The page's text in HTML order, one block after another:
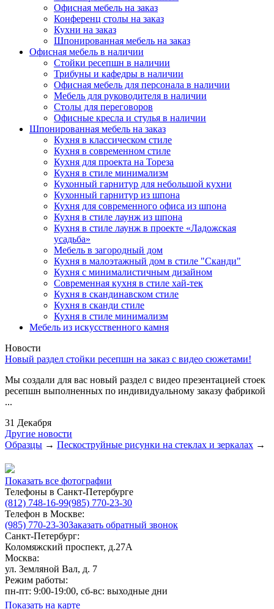
Офисная мебель на заказ
Конференц столы на заказ
Кухни на заказ
Шпонированная мебель на заказ
Офисная мебель в наличии
Стойки ресепшн в наличии
Трибуны и кафедры в наличии
Офисная мебель для персонала в наличии
Мебель для руководителя в наличии
Столы для переговоров
Офисные кресла и стулья в наличии
Шпонированная мебель на заказ
Кухня в классическом стиле
Кухня в современном стиле
Кухня для проекта на Тореза
Кухня в стиле минимализм
Кухонный гарнитур для небольшой кухни
Кухонный гарнитур из шпона
Кухня для современного офиса из шпона
Кухня в стиле лаунж из шпона
Кухня в стиле лаунж в проекте «Ладожская
усадьба»
Мебель в загородный дом
Кухня в малоэтажный дом в стиле "Сканди"
Кухня с минималистичным дизайном
Современная кухня в стиле хай-тек
Кухня в скандинавском стиле
Кухня в сканди стиле
Кухня в стиле минимализм
Мебель из искусственного камня
Новости
Новый раздел стойки ресепшн на заказ с видео сюжетами!
Мы создали для вас новый раздел с видео презентацией стоек
ресепшн выполненных по индивидуальному заказу фабрикой
...
31 Декабря
Другие новости
Образцы → Пескоструйные рисунки на стеклах и зеркалах →
Показать все фотографии
Телефоны в Санкт-Петербурге
(812) 748-16-99(985) 770-23-30
Телефон в Москве:
(985) 770-23-30Заказать обратный звонок
Санкт-Петербург:
Коломяжский проспект, д.27А
Москва:
ул. Земляной Вал, д. 7
Режим работы:
пн-пт: 9:00-19:00, сб-вс: выходные дни
Показать на карте